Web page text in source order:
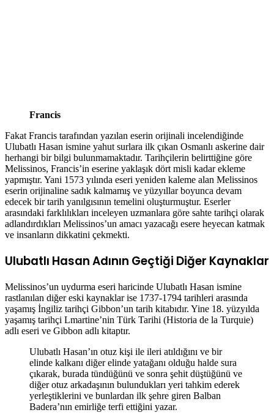
Francis
Fakat Francis tarafından yazılan eserin orijinali incelendiğinde
Ulubatlı Hasan ismine yahut surlara ilk çıkan Osmanlı askerine dair
herhangi bir bilgi bulunmamaktadır. Tarihçilerin belirttiğine göre
Melissinos, Francis’in eserine yaklaşık dört misli kadar ekleme
yapmıştır. Yani 1573 yılında eseri yeniden kaleme alan Melissinos
eserin orijinaline sadık kalmamış ve yüzyıllar boyunca devam
edecek bir tarih yanılgısının temelini oluşturmuştur. Eserler
arasındaki farklılıkları inceleyen uzmanlara göre sahte tarihçi olarak
adlandırdıkları Melissinos’un amacı yazacağı esere heyecan katmak
ve insanların dikkatini çekmekti.
Ulubatlı Hasan Adının Geçtiği Diğer Kaynaklar
Melissinos’un uydurma eseri haricinde Ulubatlı Hasan ismine
rastlanılan diğer eski kaynaklar ise 1737-1794 tarihleri arasında
yaşamış İngiliz tarihçi Gibbon’un tarih kitabıdır. Yine 18. yüzyılda
yaşamış tarihçi Lmartine’nin Türk Tarihi (Historia de la Turquie)
adlı eseri ve Gibbon adlı kitaptır.
Ulubatlı Hasan’ın otuz kişi ile ileri atıldığını ve bir
elinde kalkanı diğer elinde yatağanı olduğu halde sura
çıkarak, burada tündüğünü ve sonra şehit düştüğünü ve
diğer otuz arkadaşının bulundukları yeri tahkim ederek
yerleştiklerini ve bunlardan ilk şehre giren Balban
Badera’nın emirliğe terfi ettiğini yazar.